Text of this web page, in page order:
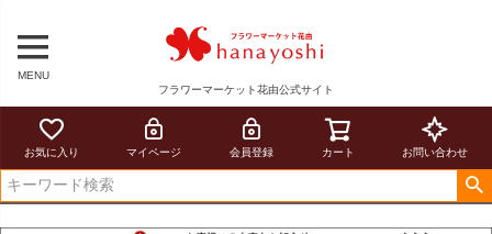
MENU
フラワーマーケット花由公式サイト
お気に入り マイページ 会員登録 カート お問い合わせ